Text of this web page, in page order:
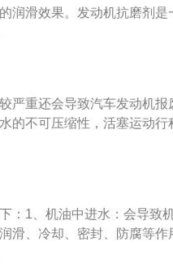
用，那样会生成沉淀，严重
用，但水不能兑得太多。4、
沉淀，表明该防冻液已经变
润滑效果。发动机抗磨剂是
段加工而成，可以减少发动
比普通机油具有更强的附着
缸的内壁上形成一层保护膜
粗糙。发动机的光滑表面确
了作用。2、清洁功能：可
温高压油气充分燃烧，没有
严重还会导致汽车发动机报
的不可压缩性，活塞运动行
件下会造成断裂连杆飞出击
气，不少道路都会有很深的
的注意事项如下：1、不要涉
水行驶。涉水后由于多处灌
可导致汽车不能正常开启。
的吸附力，雨水非常容易进
：1、机油中进水：会导致
滑、冷却、密封、防腐等作
动机一旦进水，轻则火花塞